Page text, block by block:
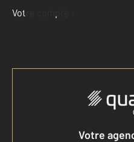
Votre compte :
Accéder
Votre